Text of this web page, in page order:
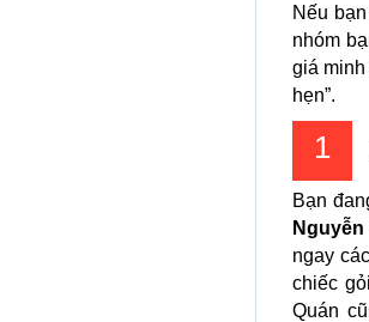
Nếu
nhóm
giá
hẹn”.
1
Bạn
ngay
chiếc
Quán